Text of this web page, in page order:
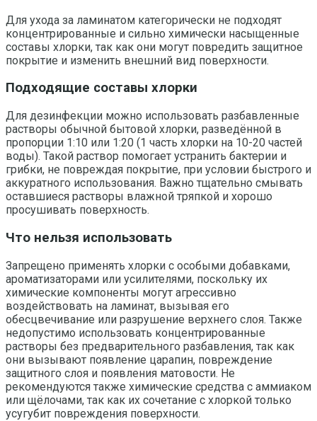
Для ухода за ламинатом категорически не подходят
концентрированные и сильно химически насыщенные
составы хлорки, так как они могут повредить защитное
покрытие и изменить внешний вид поверхности.
Подходящие составы хлорки
Для дезинфекции можно использовать разбавленные
растворы обычной бытовой хлорки, разведённой в
пропорции 1:10 или 1:20 (1 часть хлорки на 10-20 частей
воды). Такой раствор помогает устранить бактерии и
грибки, не повреждая покрытие, при условии быстрого и
аккуратного использования. Важно тщательно смывать
оставшиеся растворы влажной тряпкой и хорошо
просушивать поверхность.
Что нельзя использовать
Запрещено применять хлорки с особыми добавками,
ароматизаторами или усилителями, поскольку их
химические компоненты могут агрессивно
воздействовать на ламинат, вызывая его
обесцвечивание или разрушение верхнего слоя. Также
недопустимо использовать концентрированные
растворы без предварительного разбавления, так как
они вызывают появление царапин, повреждение
защитного слоя и появления матовости. Не
рекомендуются также химические средства с аммиаком
или щёлочами, так как их сочетание с хлоркой только
усугубит повреждения поверхности.